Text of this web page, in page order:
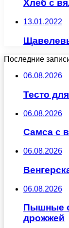
Хлеб с
13.01.2022
Последние
06.08.2026
Тесто
06.08.2026
Самса с
06.08.2026
06.08.2026
Пышные
дрожжей